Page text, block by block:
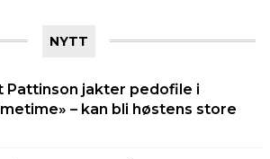
NYTT
Pattinson jakter pedofile i
– kan bli høstens store